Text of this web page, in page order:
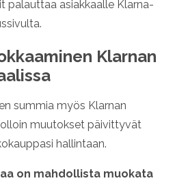
palauttaa asiakkaalle Klarna-
Klarnan
summia myös Klarnan
muutokset päivittyvät
hallintaan.
on mahdollista muokata